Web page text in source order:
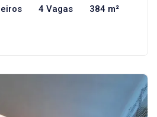
4 Vagas 384 m²